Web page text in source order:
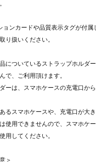
ョンカードや品質表示タグが付
り扱いください。
についているストラップホルダ
で、ご利用頂けます。
ーは、スマホケースの充電口か
るスマホケースや、充電口が大
使用できませんので、スマホケ
用してください。
＞